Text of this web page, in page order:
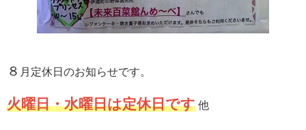
８ 月定休日のお知らせです。
火曜日・水曜日は定休日です 他